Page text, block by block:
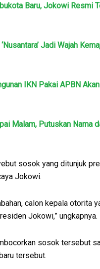
Baru, Jokowi Resmi
Jadi Wajah
IKN Pakai APBN
Malam, Putuskan Nama
sosok yang ditunjuk
Jokowi.
calon kepala otorita
Jokowi,” ungkapnya.
sosok tersebut
tersebut.